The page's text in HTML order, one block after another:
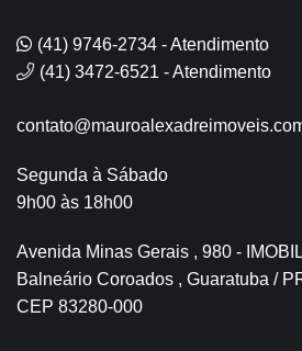
(41) 9746-2734 - Atendimento
(41) 3472-6521 - Atendimento
Segunda à Sábado
9h00 às 18h00
Avenida Minas Gerais , 980 -
Balneário Coroados , Guaratuba /
CEP 83280-000